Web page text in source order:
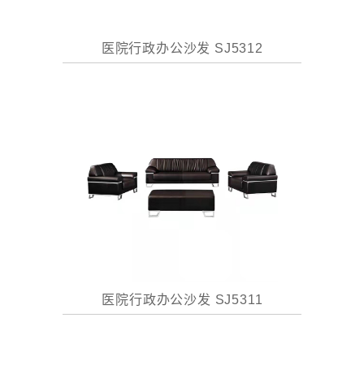
医院行政办公沙发 SJ5312
医院行政办公沙发 SJ5311